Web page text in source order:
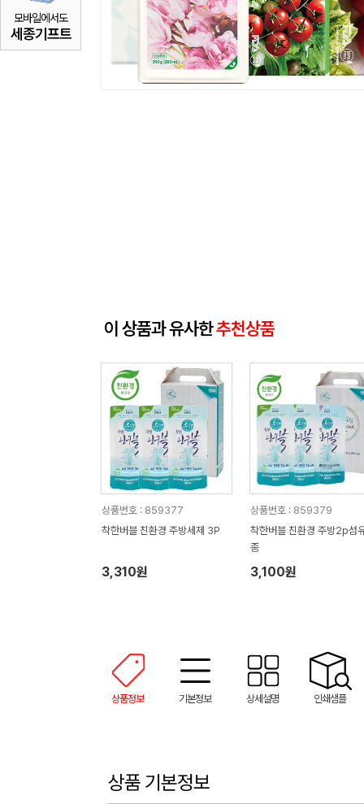
모바일에서도
세종기프트
이 상품과 유사한추천상품
상품번호 : 859377
착한버블 친환경 주방세제 3P
3,310원
상품번호 : 859379
착한버블 친환경 주방2p섬
종
3,100원
상품정보 기본정보 상세설명 인쇄샘플
상품 기본정보